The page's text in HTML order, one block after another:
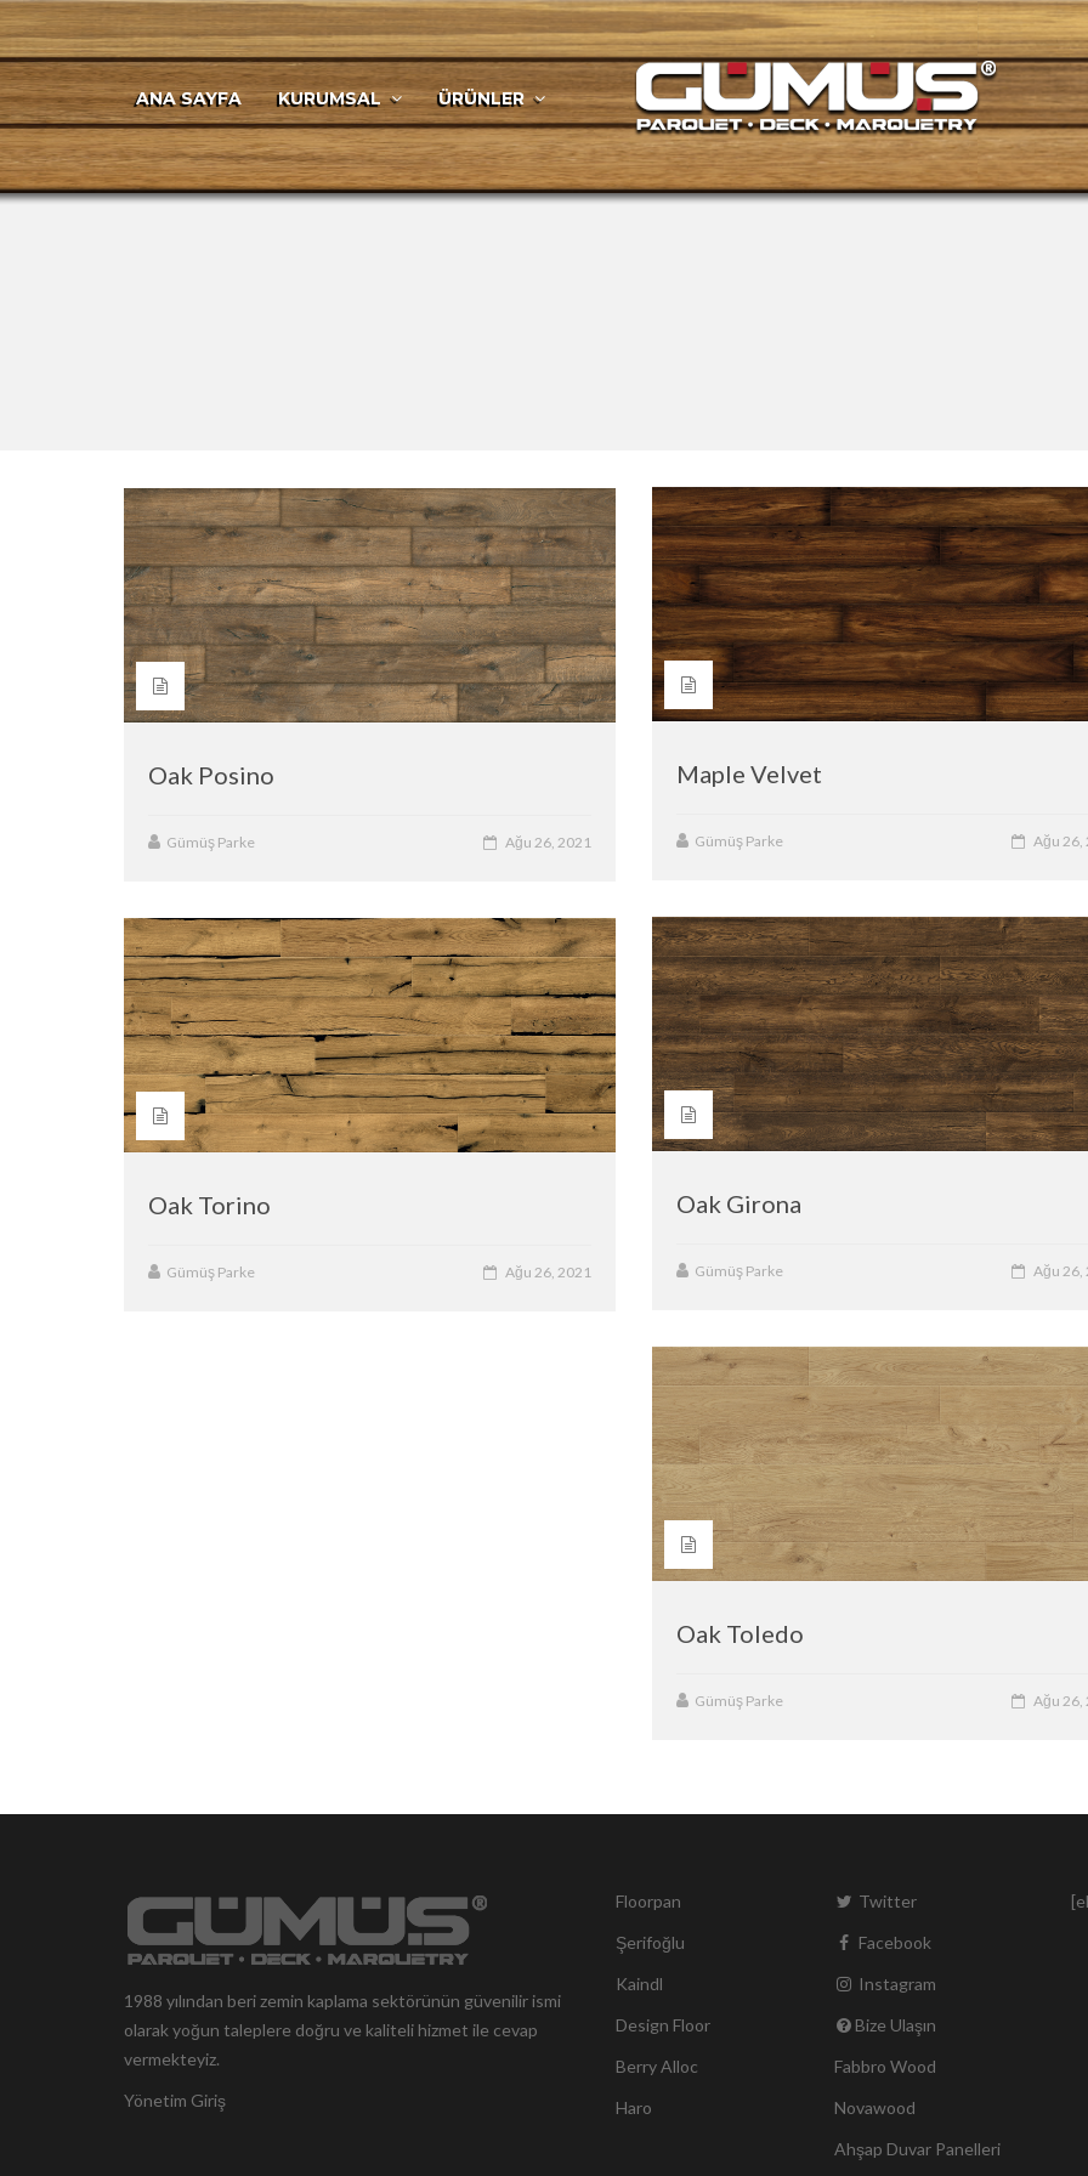
ANA SAYFA KURUMSAL ÜRÜNLER
Maple Velvet
Gümüş Parke Ağu 26,
Oak Posino
Gümüş Parke Ağu 26, 2021
Oak Girona
Gümüş Parke Ağu 26,
Oak Torino
Gümüş Parke Ağu 26, 2021
Oak Toledo
Gümüş Parke Ağu 26,
1988 yılından beri zemin kaplama sektörünün güvenilir ismi
olarak yoğun taleplere doğru ve kaliteli hizmet ile cevap
vermekteyiz.
Yönetim Giriş
Floorpan
Şerifoğlu
Kaindl
Design Floor
Berry Alloc
Haro
Twitter
Facebook
Instagram
Bize Ulaşın
Fabbro Wood
Novawood
Ahşap Duvar Panelleri